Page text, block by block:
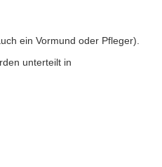
ein Vormund oder Pfleger).
unterteilt in